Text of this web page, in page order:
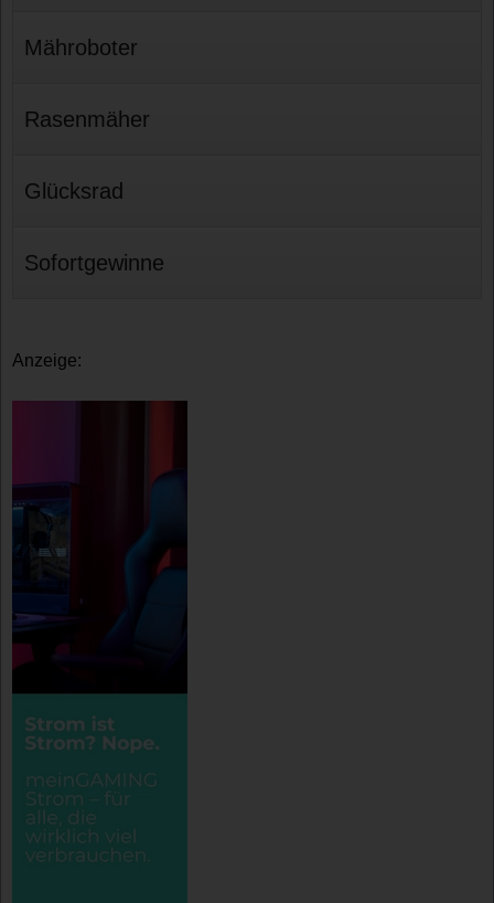
Mähroboter
Rasenmäher
Glücksrad
Sofortgewinne
Anzeige: